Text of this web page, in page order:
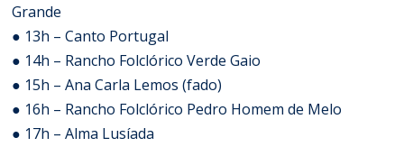
Grande
● 13h – Canto Portugal
● 14h – Rancho Folclórico Verde Gaio
● 15h – Ana Carla Lemos (fado)
● 16h – Rancho Folclórico Pedro Homem de Melo
● 17h – Alma Lusíada